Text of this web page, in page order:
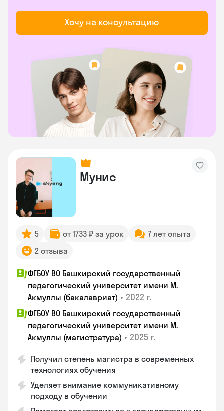
Хочу на консультацию
Мунис
5 от 1733 ₽ за урок
7 лет опыта
2 отзыва
ФГБОУ ВО Башкирский государственный
педагогический университет имени М.
Акмуллы (бакалавриат) • 2022 г.
ФГБОУ ВО Башкирский государственный
педагогический университет имени М.
Акмуллы (магистратура) • 2025 г.
Получил степень магистра в современных
технологиях обучения
Уделяет внимание коммуникативному
подходу в обучении